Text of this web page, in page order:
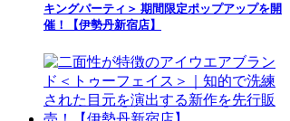
キングパーティ＞ 期間限定ポップアップを開
催！【伊勢丹新宿店】